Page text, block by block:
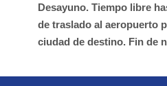
Desayuno. Tiempo libre
de traslado al aeropuerto
ciudad de destino. Fin de